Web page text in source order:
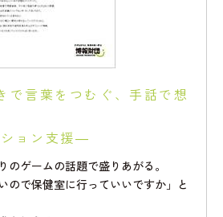
言葉をつむぐ、手話で想
ョン支援―
のゲームの話題で盛りあがる。
ので保健室に行っていいですか」と